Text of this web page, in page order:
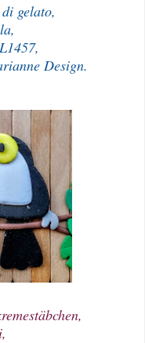
gelato,
Design.